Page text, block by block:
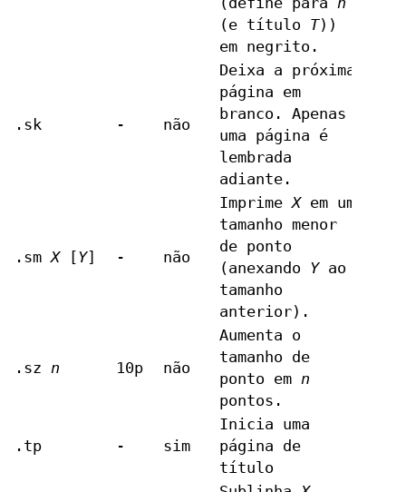
(e título T))
em negrito.
.sk - não
Deixa a próxima
página em
branco. Apenas
uma página é
lembrada
adiante.
.sm X[Y] - não
Imprime Xem um
tamanho menor
de ponto
(anexando Yao
tamanho
anterior).
.sz n 10p não
Aumenta o
tamanho de
ponto em n
pontos.
.tp - sim
Inicia uma
página de
título